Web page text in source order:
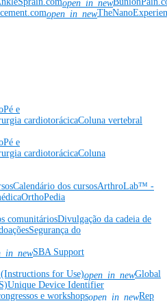
open_in_new
open_in_new
Pé e
cardiotorácicaColuna vertebral
Pé e
cardiotorácicaColuna
Calendário dos cursosArthroLab™ -
OrthoPedia
comunitáriosDivulgação da cadeia de
Segurança do
SBA Support
for Use)open_in_newGlobal
Unique Device Identifier
e workshopsopen_in_newRep